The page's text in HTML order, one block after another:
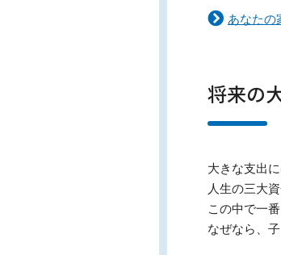
あなたの
将来の
大きな支出
人生の三大
この中で一
なぜなら、